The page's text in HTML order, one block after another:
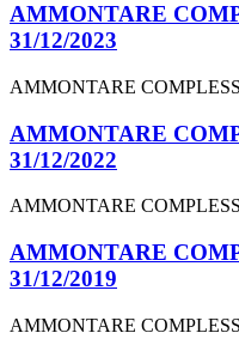
AMMONTARE
31/12/2023
AMMONTARE
AMMONTARE
31/12/2022
AMMONTARE
AMMONTARE
31/12/2019
AMMONTARE